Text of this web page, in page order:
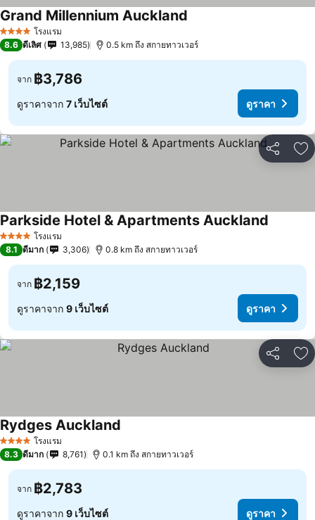
4 ดาว โรงแรม
Grand Millennium Auckland
8.6 ดีเลิศ 13,985 0.5 km ถึง สกายทาวเวอร์
จาก ฿3,786
ดูราคาจาก 7 เว็บไซต์ ดูราคา
แชร์ เ
4 ดาว โรงแรม
Parkside Hotel & Apartments Auckland
8.1 ดีมาก 3,306 0.8 km ถึง สกายทาวเวอร์
จาก ฿2,159
ดูราคาจาก 9 เว็บไซต์ ดูราคา
แชร์ เ
4 ดาว โรงแรม
Rydges Auckland
8.3 ดีมาก 8,761 0.1 km ถึง สกายทาวเวอร์
จาก ฿2,783
ดูราคาจาก 9 เว็บไซต์ ดูราคา